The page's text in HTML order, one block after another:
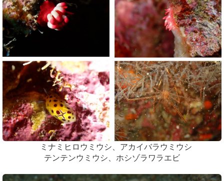
ミナミヒロウミウシ、アカイバラウミウシ
テンテンウミウシ、ホシゾラワラエビ